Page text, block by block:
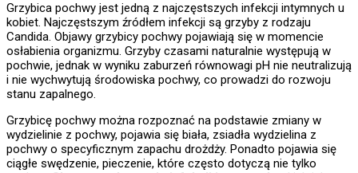
Grzybica pochwy jest jedną z najczęstszych infekcji intymnych u
kobiet. Najczęstszym źródłem infekcji są grzyby z rodzaju
Candida. Objawy grzybicy pochwy pojawiają się w momencie
osłabienia organizmu. Grzyby czasami naturalnie występują w
pochwie, jednak w wyniku zaburzeń równowagi pH nie neutralizują
i nie wychwytują środowiska pochwy, co prowadzi do rozwoju
stanu zapalnego.
Grzybicę pochwy można rozpoznać na podstawie zmiany w
wydzielinie z pochwy, pojawia się biała, zsiadła wydzielina z
pochwy o specyficznym zapachu drożdży. Ponadto pojawia się
ciągłe swędzenie, pieczenie, które często dotyczą nie tylko